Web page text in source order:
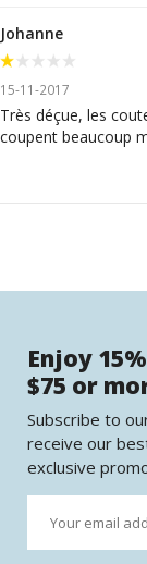
Johanne
15-11-2017
Très déçue, les
coupent beaucoup
Enjoy
$75 or
Subscribe to
receive our
exclusive